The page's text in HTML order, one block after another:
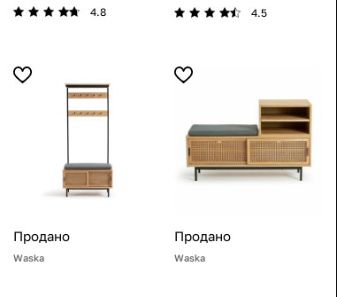
4.8 4.5
Продано
Waska
Продано
Waska